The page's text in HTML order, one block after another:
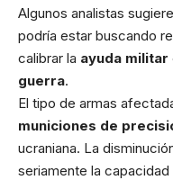
Algunos analistas
podría estar buscando
calibrar la ayuda militar
guerra.
El tipo de armas
municiones de
ucraniana. La
seriamente la